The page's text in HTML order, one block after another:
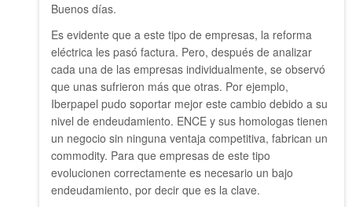
Buenos días.
Es evidente que a este tipo de empresas, la reforma
eléctrica les pasó factura. Pero, después de analizar
cada una de las empresas individualmente, se observó
que unas sufrieron más que otras. Por ejemplo,
Iberpapel pudo soportar mejor este cambio debido a su
nivel de endeudamiento. ENCE y sus homologas tienen
un negocio sin ninguna ventaja competitiva, fabrican un
commodity. Para que empresas de este tipo
evolucionen correctamente es necesario un bajo
endeudamiento, por decir que es la clave.